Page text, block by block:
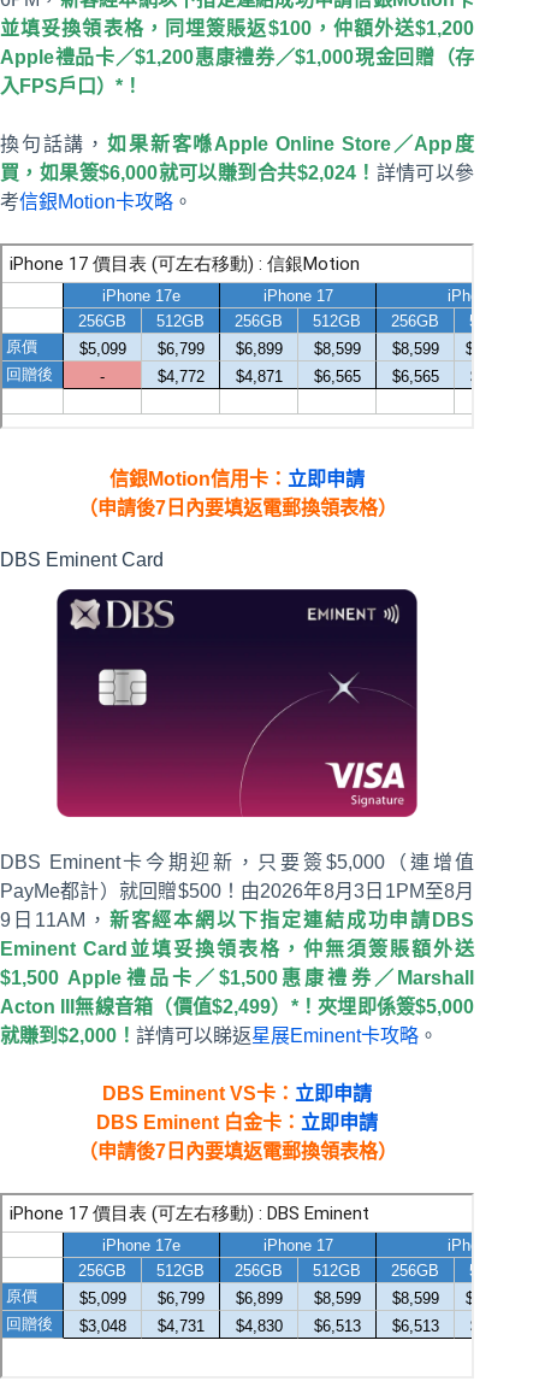
並填妥換領表格，同埋簽賬返$100，仲額外送$1,200
Apple禮品卡／$1,200惠康禮券／$1,000現金回贈（存
入FPS戶口）*！
換句話講，如果新客喺Apple Online Store／App度
買，如果簽$6,000就可以賺到合共$2,024！ 詳情可以參
考信銀Motion卡攻略 。
信銀Motion信用卡： 立即申請
（申請後7日內要填返電郵換領表格）
DBS Eminent Card
DBS Eminent卡今期迎新，只要簽$5,000（連增值
PayMe都計）就回贈$500！由2026年8月3日1PM至8月
9日11AM， 新客經本網以下指定連結成功申請DBS
Eminent Card並填妥換領表格，仲無須簽賬額外送
$1,500 Apple禮品卡／$1,500惠康禮券／Marshall
Acton III無線音箱（價值$2,499）*！夾埋即係簽$5,000
就賺到$2,000！ 詳情可以睇返星展Eminent卡攻略 。
DBS Eminent VS卡： 立即申請
DBS Eminent 白金卡： 立即申請
（申請後7日內要填返電郵換領表格）